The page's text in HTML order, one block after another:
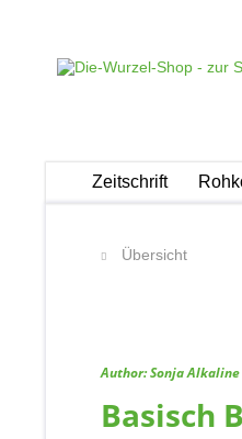
Zeitschrift
Übersicht
Author: Sonja Alkaline
Basisch